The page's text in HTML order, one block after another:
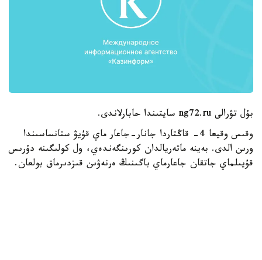
بۇل تۋرالى ng72.ru سايتىندا حابارلاندى.
وقىس وقيعا 4- قاڭتاردا جانار-جاعار ماي قۇيۋ ستانساسىندا
ورىن الدى. بەينە ماتەريالدان كورىنگەندەي، ول كولىگىنە دۇرىس
قۇيىلماي جاتقان جاعارماي باگىنىڭ ەرنەۋىن قىزدىرماق بولعان.